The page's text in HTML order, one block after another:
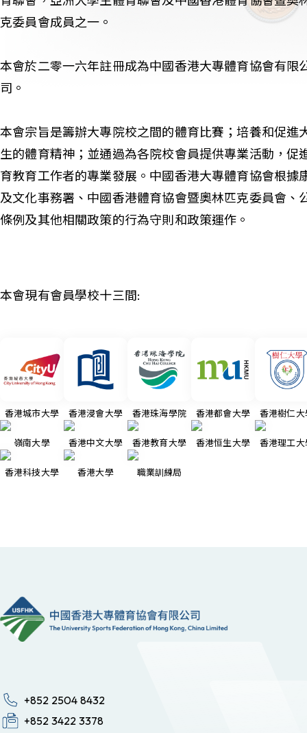
克委員會成員之一。
本會於二零一六年註冊成為中國香港大專體育協會有限
司。
本會宗旨是籌辦大專院校之間的體育比賽；培養和促進
生的體育精神；並通過為各院校會員提供專業活動，促
育教育工作者的專業發展。中國香港大專體育協會根據
及文化事務署、中國香港體育協會暨奧林匹克委員會、
條例及其他相關政策的行為守則和政策運作。
本會現有會員學校十三間:
香港城市大學 香港浸會大學 香港珠海學院 香港都會大學 香港樹仁大
嶺南大學 香港中文大學 香港教育大學 香港恒生大學 香港理工大
香港科技大學 香港大學 職業訓練局
+852 2504 8432
+852 3422 3378